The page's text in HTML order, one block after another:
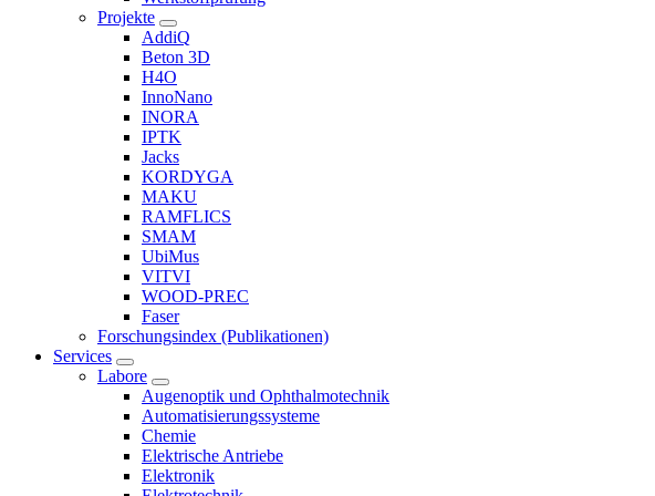
Projekte
AddiQ
Beton 3D
H4O
InnoNano
INORA
IPTK
Jacks
KORDYGA
MAKU
RAMFLICS
SMAM
UbiMus
VITVI
WOOD-PREC
Faser
Forschungsindex (Publikationen)
Services
Labore
Augenoptik und Ophthalmotechnik
Automatisierungssysteme
Chemie
Elektrische Antriebe
Elektronik